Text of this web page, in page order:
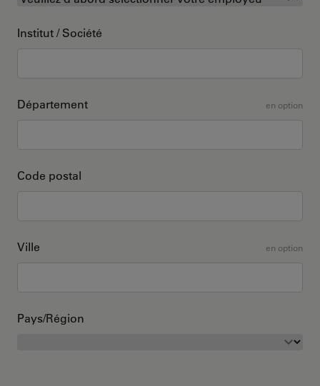
Institut / Société
Département en option
Code postal
Ville en option
Pays/Région